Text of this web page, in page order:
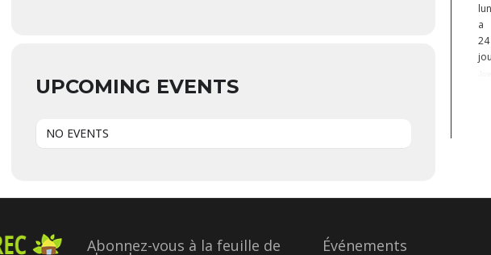
UPCOMING EVENTS
NO EVENTS
a
24
Abonnez-vous à la feuille de Événements